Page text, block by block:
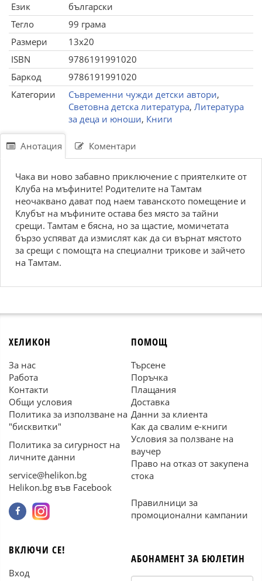
Език
български
Тегло
99 грама
Размери
13x20
ISBN
9786191991020
Баркод
9786191991020
Категории
Съвременни чужди детски автори,
Световна детска литература, Литература
за деца и юноши, Книги
Анотация Коментари
Чака ви ново забавно приключение с приятелките от
Клуба на мъфините! Родителите на Тамтам
неочаквано дават под наем таванското помещение и
Клубът на мъфините остава без място за тайни
срещи. Тамтам е бясна, но за щастие, момичетата
бързо успяват да измислят как да си върнат мястото
за срещи с помощта на специални трикове и зайчето
на Тамтам.
ХЕЛИКОН
За нас
Работа
Контакти
Общи условия
Политика за използване на
"бисквитки"
Политика за сигурност на
личните данни
service@helikon.bg
Helikon.bg във Facebook
ПОМОЩ
Търсене
Поръчка
Плащания
Доставка
Данни за клиента
Как да свалим е-книги
Условия за ползване на
ваучер
Право на отказ от закупена
стока
Правилници за
промоционални кампании
ВКЛЮЧИ СЕ!
Вход
АБОНАМЕНТ ЗА БЮЛЕТИН